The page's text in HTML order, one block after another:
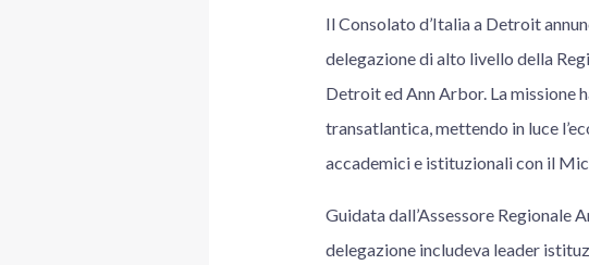
Il Consolato d’Italia a Detroit
delegazione di alto livello della
Detroit ed Ann Arbor. La missione
transatlantica, mettendo in luce
accademici e istituzionali con il
Guidata dall’Assessore Regionale
delegazione includeva leader